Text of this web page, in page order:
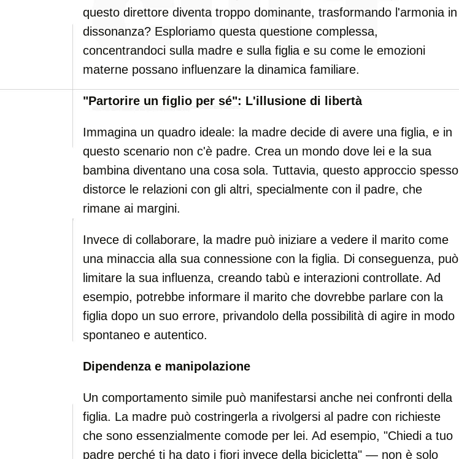
questo direttore diventa troppo dominante, trasformando l'armonia in
dissonanza? Esploriamo questa questione complessa,
concentrandoci sulla madre e sulla figlia e su come le emozioni
materne possano influenzare la dinamica familiare.
"Partorire un figlio per sé": L'illusione di libertà
Immagina un quadro ideale: la madre decide di avere una figlia, e in
questo scenario non c'è padre. Crea un mondo dove lei e la sua
bambina diventano una cosa sola. Tuttavia, questo approccio spesso
distorce le relazioni con gli altri, specialmente con il padre, che
rimane ai margini.
Invece di collaborare, la madre può iniziare a vedere il marito come
una minaccia alla sua connessione con la figlia. Di conseguenza, può
limitare la sua influenza, creando tabù e interazioni controllate. Ad
esempio, potrebbe informare il marito che dovrebbe parlare con la
figlia dopo un suo errore, privandolo della possibilità di agire in modo
spontaneo e autentico.
Dipendenza e manipolazione
Un comportamento simile può manifestarsi anche nei confronti della
figlia. La madre può costringerla a rivolgersi al padre con richieste
che sono essenzialmente comode per lei. Ad esempio, "Chiedi a tuo
padre perché ti ha dato i fiori invece della bicicletta" — non è solo